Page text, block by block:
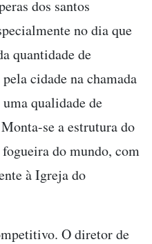
dos santos
no dia que
quantidade de
cidade na chamada
qualidade de
se a estrutura do
do mundo, com
à Igreja do
O diretor de